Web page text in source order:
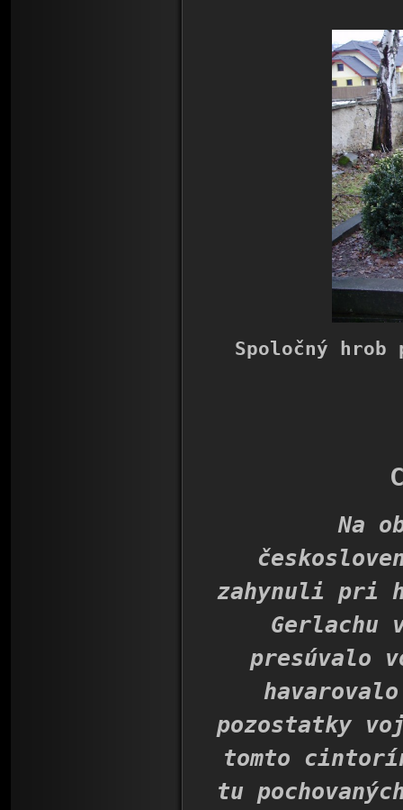
Spoločný
Na
zahynuli pri
Gerlachu
presúvalo
pozostatky
tomto
tu